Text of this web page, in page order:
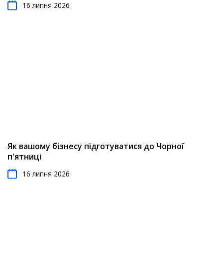
16 липня 2026
Як вашому бізнесу підготуватися до Чорної
п'ятниці
16 липня 2026